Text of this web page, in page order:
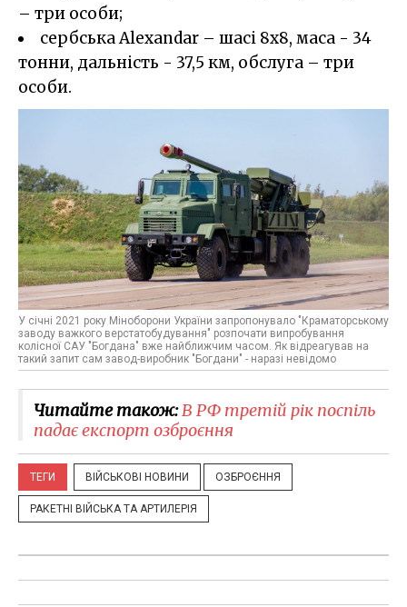
– три особи;
сербська Alexandar – шасі 8х8, маса - 34
тонни, дальність - 37,5 км, обслуга – три
особи.
У січні 2021 року Міноборони України запропонувало "Краматорському
заводу важкого верстатобудування" розпочати випробування
колісної САУ "Богдана" вже найближчим часом. Як відреагував на
такий запит сам завод-виробник "Богдани" - наразі невідомо
Читайте також:В РФ третій рік поспіль
падає експорт озброєння
ТЕГИ ВІЙСЬКОВІ НОВИНИ ОЗБРОЄННЯ
РАКЕТНІ ВІЙСЬКА ТА АРТИЛЕРІЯ